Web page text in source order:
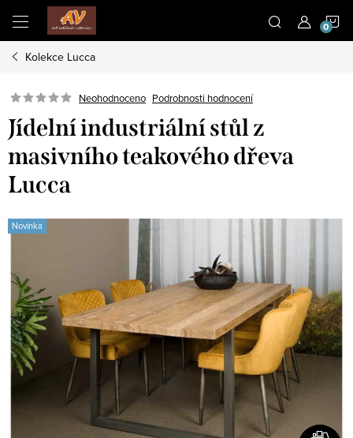
obsah
Kolekce Lucca
Neohodnoceno Podrobnosti hodnocení
Jídelní industriální stůl z
masivního teakového dřeva
Lucca
Novinka